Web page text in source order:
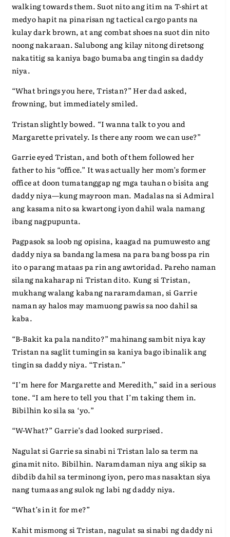
walking towards them. Suot nito ang itim na T-shirt at
medyo hapit na pinarisan ng tactical cargo pants na
kulay dark brown, at ang combat shoes na suot din nito
noong nakaraan. Salubong ang kilay nitong diretsong
nakatitig sa kaniya bago bumaba ang tingin sa daddy
niya.
“What brings you here, Tristan?” Her dad asked,
frowning, but immediately smiled.
Tristan slightly bowed. “I wanna talk to you and
Margarette privately. Is there any room we can use?”
Garrie eyed Tristan, and both of them followed her
father to his “office.” It was actually her mom’s former
office at doon tumatanggap ng mga tauhan o bisita ang
daddy niya—kung mayroon man. Madalas na si Admiral
ang kasama nito sa kwartong iyon dahil wala namang
ibang nagpupunta.
Pagpasok sa loob ng opisina, kaagad na pumuwesto ang
daddy niya sa bandang lamesa na para bang boss pa rin
ito o parang mataas pa rin ang awtoridad. Pareho naman
silang nakaharap ni Tristan dito. Kung si Tristan,
mukhang walang kabang nararamdaman, si Garrie
naman ay halos may mamuong pawis sa noo dahil sa
kaba.
“B-Bakit ka pala nandito?” mahinang sambit niya kay
Tristan na saglit tumingin sa kaniya bago ibinalik ang
tingin sa daddy niya. “Tristan.”
“I’m here for Margarette and Meredith,” said in a serious
tone. “I am here to tell you that I’m taking them in.
Bibilhin ko sila sa ‘yo.”
“W-What?” Garrie’s dad looked surprised.
Nagulat si Garrie sa sinabi ni Tristan lalo sa term na
ginamit nito. Bibilhin. Naramdaman niya ang sikip sa
dibdib dahil sa terminong iyon, pero mas nasaktan siya
nang tumaas ang sulok ng labi ng daddy niya.
“What’s in it for me?”
Kahit mismong si Tristan, nagulat sa sinabi ng daddy ni